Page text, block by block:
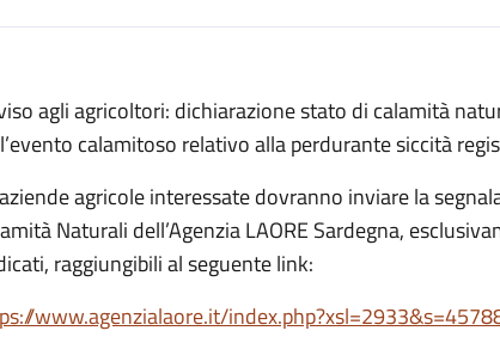
agli agricoltori: dichiarazione stato di calamità
calamitoso relativo alla perdurante siccità
agricole interessate dovranno inviare la
Naturali dell’Agenzia LAORE Sardegna,
raggiungibili al seguente link:
www.agenzialaore.it/